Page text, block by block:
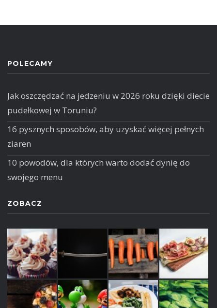
POLECAMY
Jak oszczędzać na jedzeniu w 2026 roku dzięki diecie
pudełkowej w Toruniu?
16 pysznych sposobów, aby uzyskać więcej pełnych
ziaren
10 powodów, dla których warto dodać dynię do
swojego menu
ZOBACZ